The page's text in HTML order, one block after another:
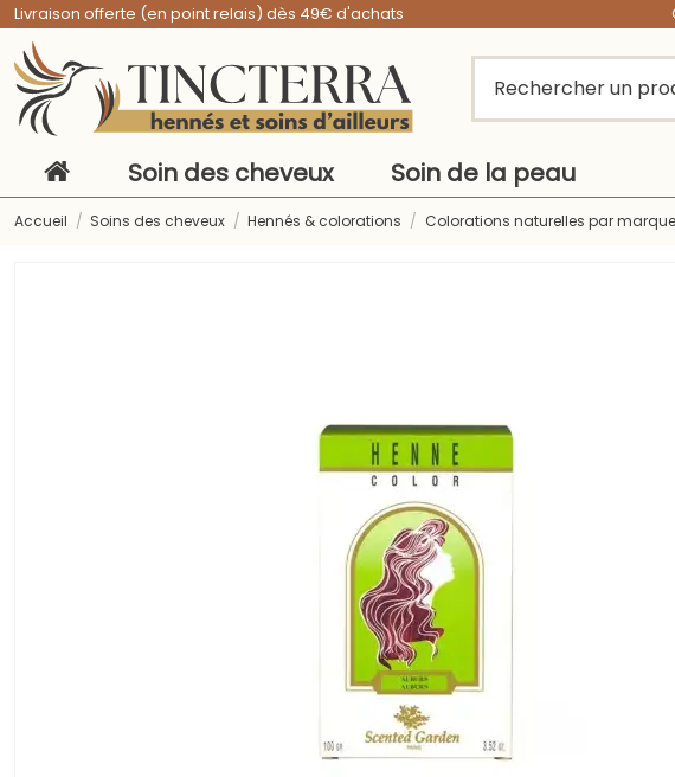
Livraison offerte (en point relais) dès 49€ d'achats
Soin des cheveux Soin de la peau
Accueil Soins des cheveux Hennés & colorations Colorations naturelles par marque